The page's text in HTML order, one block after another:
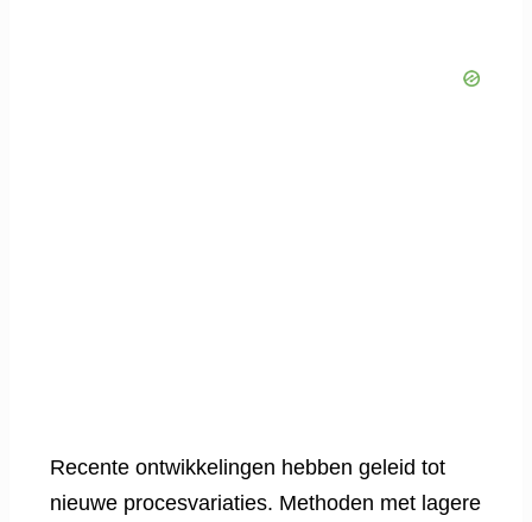
Recente ontwikkelingen hebben geleid tot
nieuwe procesvariaties. Methoden met lagere